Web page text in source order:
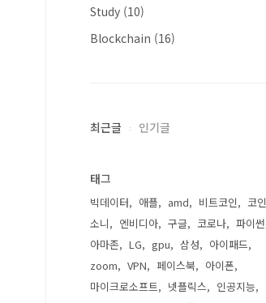
Study (10)
Blockchain (16)
최근글 인기글
태그
빅데이터 애플 amd 비트코인
코인
소니
엔비디아 구글 코로나
파이썬
아마존
LG gpu 삼성
아이패드
zoom
VPN 페이스북
아이폰
마이크로소프트
넷플릭스
인공지능